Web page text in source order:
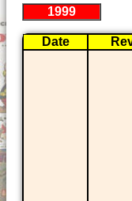
1999
Date